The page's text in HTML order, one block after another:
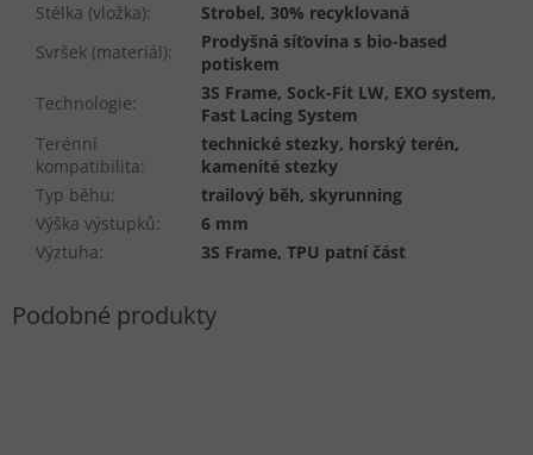
Stélka (vložka):
Strobel, 30% recyklovaná
Svršek (materiál):
Prodyšná síťovina s bio-based
potiskem
Technologie:
3S Frame, Sock-Fit LW, EXO system,
Fast Lacing System
Terénní
kompatibilita:
technické stezky, horský terén,
kamenité stezky
Typ běhu:
trailový běh, skyrunning
Výška výstupků:
6 mm
Výztuha: 3S Frame, TPU patní část